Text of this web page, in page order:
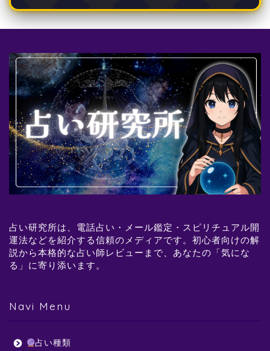
占い研究所は、電話占い・メール鑑定・スピリチュアル開
運法などを紹介する信頼のメディアです。初心者向けの解
説から本格的な占い師レビューまで、あなたの「気にな
る」に寄り添います。
Navi Menu
占い種類